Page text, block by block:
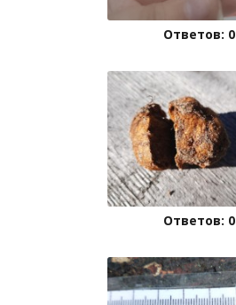
Ответов: 0
Ответов: 0